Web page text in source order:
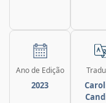
Ano de Edição
2023